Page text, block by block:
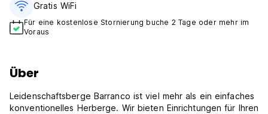
Gratis WiFi
Für eine kostenlose Stornierung buche 2 Tage oder mehr im
Voraus
Über
Leidenschaftsberge Barranco ist viel mehr als ein einfaches
konventionelles Herberge. Wir bieten Einrichtungen für Ihren